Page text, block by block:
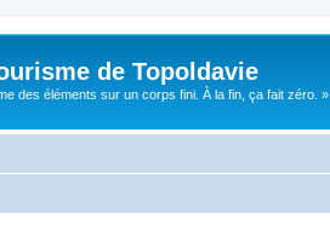
de Topoldavie
des éléments sur un corps fini. À la fin, ça fait zéro. »